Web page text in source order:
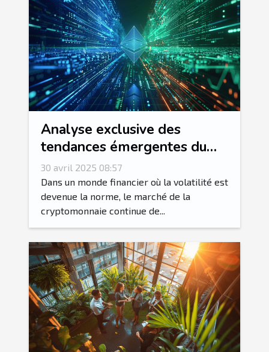
Analyse exclusive des
tendances émergentes du
marché de la cryptomonnaie
en 2023
30 avril 2025 08:57
Dans un monde financier où la volatilité est
devenue la norme, le marché de la
cryptomonnaie continue de...